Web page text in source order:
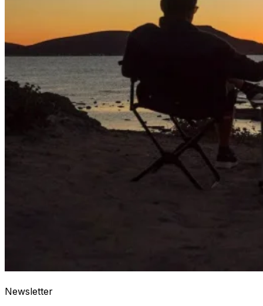
Newsletter